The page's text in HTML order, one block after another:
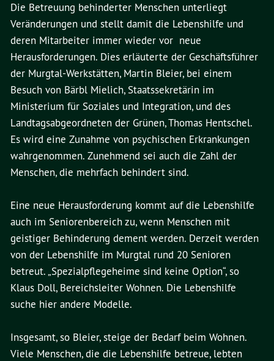
Die Betreuung behinderter Menschen unterliegt
Veränderungen und stellt damit die Lebenshilfe und
deren Mitarbeiter immer wieder vor neue
Herausforderungen. Dies erläuterte der Geschäftsführer
der Murgtal-Werkstätten, Martin Bleier, bei einem
Besuch von Bärbl Mielich, Staatssekretärin im
Ministerium für Soziales und Integration, und des
Landtagsabgeordneten der Grünen, Thomas Hentschel.
Es wird eine Zunahme von psychischen Erkrankungen
wahrgenommen. Zunehmend sei auch die Zahl der
Menschen, die mehrfach behindert sind.
Eine neue Herausforderung kommt auf die Lebenshilfe
auch im Seniorenbereich zu, wenn Menschen mit
geistiger Behinderung dement werden. Derzeit werden
von der Lebenshilfe im Murgtal rund 20 Senioren
betreut. „Spezialpflegeheime sind keine Option“, so
Klaus Doll, Bereichsleiter Wohnen. Die Lebenshilfe
suche hier andere Modelle.
Insgesamt, so Bleier, steige der Bedarf beim Wohnen.
Viele Menschen, die die Lebenshilfe betreue, lebten